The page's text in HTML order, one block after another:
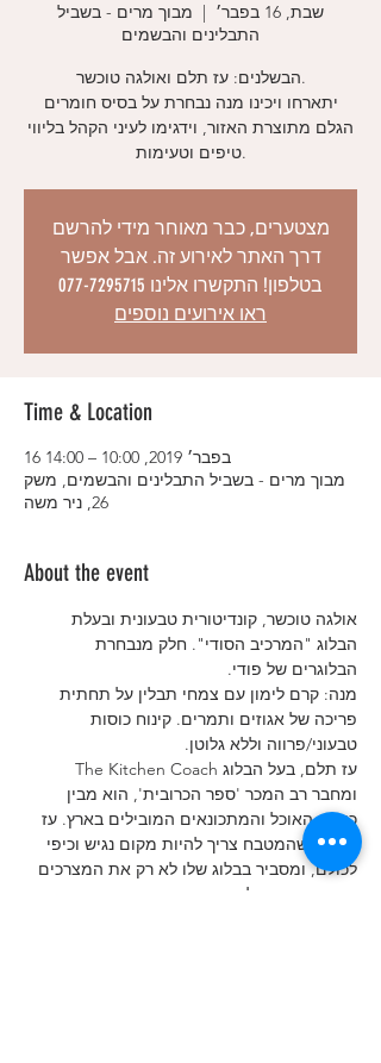
שבת, 16 בפבר׳
  |
מבוך מרים - בשביל
התבלינים והבשמים
הבשלנים: עז תלם ואולגה טוכשר.
יתארחו ויכינו מנה נבחרת על בסיס חומרים
הגלם מתוצרת האזור, וידגימו לעיני הקהל בליווי
טיפים וטעימות.
מצטערים, כבר מאוחר מידי להרשם
דרך האתר לאירוע זה. אבל אפשר
בטלפון! התקשרו אלינו 077-7295715
ראו אירועים נוספים
Time & Location
16 בפבר׳ 2019, 10:00 – 14:00
מבוך מרים - בשביל התבלינים והבשמים, משק
26, ניר משה
About the event
אולגה טוכשר, קונדיטורית טבעונית ובעלת
הבלוג "המרכיב הסודי". חלק מנבחרת
הבלוגרים של פודי.
מנה: קרם לימון עם צמחי תבלין על תחתית
פריכה של אגוזים ותמרים. קינוח כוסות
טבעוני/פרווה וללא גלוטן.
ומחבר רב המכר 'ספר הכרובית', הוא מבין
כותבי האוכל והמתכונאים המובילים בארץ. עז
מאמין שהמטבח צריך להיות מקום נגיש וכיפי
לכולם, ומסביר בבלוג שלו לא רק את המצרכים
ואופן ההכנה אלא גם את המדע וההיסטוריה